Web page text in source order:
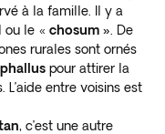
à la famille. Il y a
ou le « chosum » . De
rurales sont ornés
pour attirer la
entre voisins est
, c’est une autre